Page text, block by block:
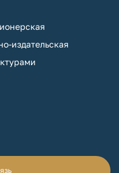
издательская